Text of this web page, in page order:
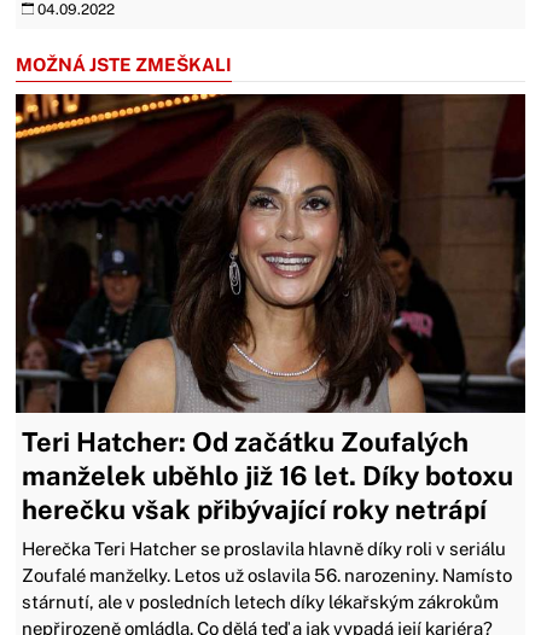
04.09.2022
MOŽNÁ JSTE ZMEŠKALI
Teri Hatcher: Od začátku Zoufalých
manželek uběhlo již 16 let. Díky botoxu
herečku však přibývající roky netrápí
Herečka Teri Hatcher se proslavila hlavně díky roli v seriálu
Zoufalé manželky. Letos už oslavila 56. narozeniny. Namísto
stárnutí, ale v posledních letech díky lékařským zákrokům
nepřirozeně omládla. Co dělá teď a jak vypadá její kariéra?